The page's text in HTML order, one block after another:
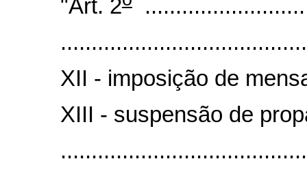
"Art. 2
XII - imposição de
XIII - suspensão de